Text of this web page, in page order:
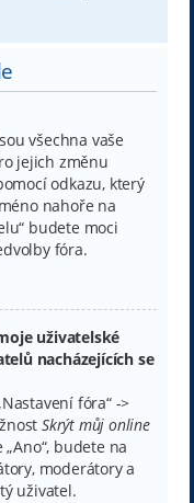
všechna vaše
jejich změnu
odkazu, který
nahoře na
budete moci
fóra.
uživatelské
nacházejících se
fóra“ ->
Skrýt můj online
budete na
moderátory a
uživatel.